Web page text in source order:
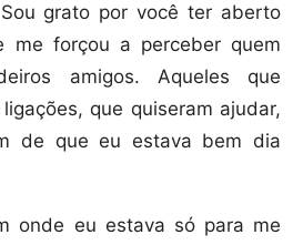
grato por você ter aberto
me forçou a perceber quem
amigos. Aqueles que
que quiseram ajudar,
de que eu estava bem dia
onde eu estava só para me